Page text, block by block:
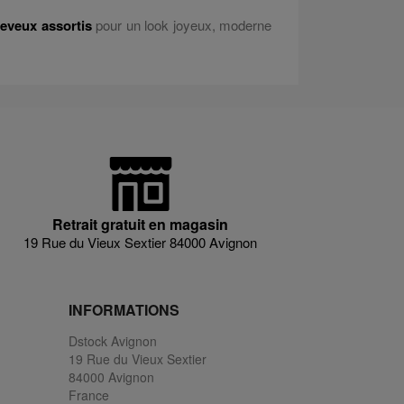
assortispour un look joyeux, moderne
Retrait gratuit en magasin
19 Rue du Vieux Sextier 84000 Avignon
INFORMATIONS
Dstock Avignon
19 Rue du Vieux Sextier
84000 Avignon
France